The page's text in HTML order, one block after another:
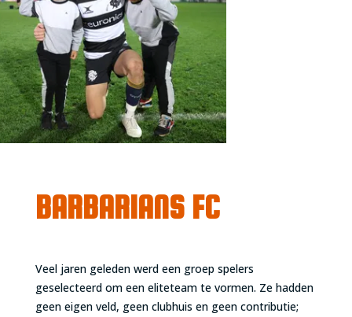
BARBARIANS FC
Veel jaren geleden werd een groep spelers
geselecteerd om een eliteteam te vormen. Ze hadden
geen eigen veld, geen clubhuis en geen contributie;